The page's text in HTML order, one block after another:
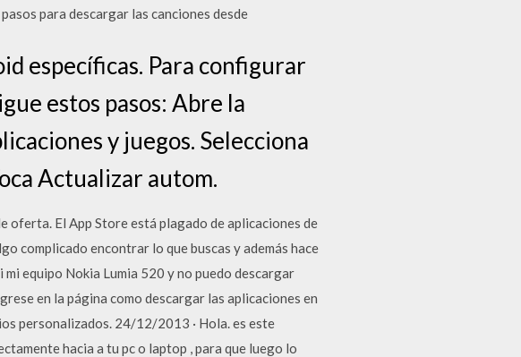
para descargar las canciones desde
específicas. Para configurar
estos pasos: Abre la
y juegos. Selecciona
Actualizar autom.
oferta. El App Store está plagado de aplicaciones de
complicado encontrar lo que buscas y además hace
equipo Nokia Lumia 520 y no puedo descargar
en la página como descargar las aplicaciones en
personalizados. 24/12/2013 · Hola. es este
hacia a tu pc o laptop , para que luego lo